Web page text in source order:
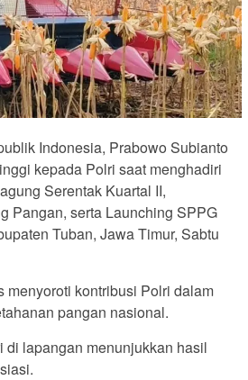
Indonesia, Prabowo Subianto
kepada Polri saat menghadiri
Serentak Kuartal II,
Pangan, serta Launching SPPG
Tuban, Jawa Timur, Sabtu
menyoroti kontribusi Polri dalam
pangan nasional.
di lapangan menunjukkan hasil